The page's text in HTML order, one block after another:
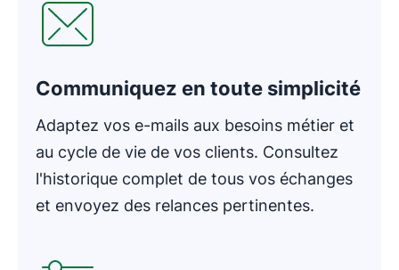
Communiquez en toute simplicité
Adaptez vos e-mails aux besoins métier et
au cycle de vie de vos clients. Consultez
l'historique complet de tous vos échanges
et envoyez des relances pertinentes.